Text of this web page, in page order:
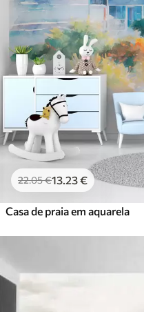
22.05€13.23€
Casa de praia em aquarela